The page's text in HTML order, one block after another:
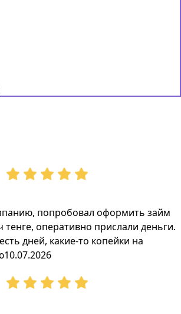
попробовал оформить займ
тенге, оперативно прислали деньги.
дней, какие-то копейки на
10.07.2026